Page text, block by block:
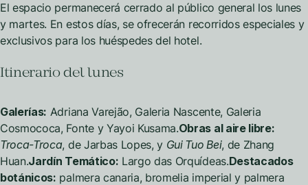
El espacio permanecerá cerrado al público general los lunes
y martes. En estos días, se ofrecerán recorridos especiales y
exclusivos para los huéspedes del hotel.
Itinerario del lunes
Galerías: Adriana Varejão, Galeria Nascente, Galeria
Cosmococa, Fonte y Yayoi Kusama.Obras al aire libre:
Troca-Troca, de Jarbas Lopes, y Gui Tuo Bei, de Zhang
Huan.Jardín Temático: Largo das Orquídeas.Destacados
botánicos: palmera canaria, bromelia imperial y palmera